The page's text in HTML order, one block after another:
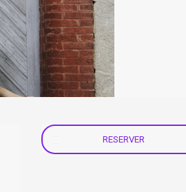
RESERVER